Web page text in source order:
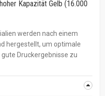
Kapazität Gelb (16.000
werden nach einem
hergestellt, um optimale
Druckergebnisse zu